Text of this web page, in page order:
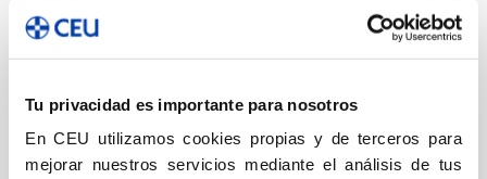
Tu privacidad es importante para nosotros
En CEU utilizamos cookies propias y de terceros para
mejorar nuestros servicios mediante el análisis de tus
compartida.
The
project
a
Descripción
DESCRIPCIÓN
Arquitectura